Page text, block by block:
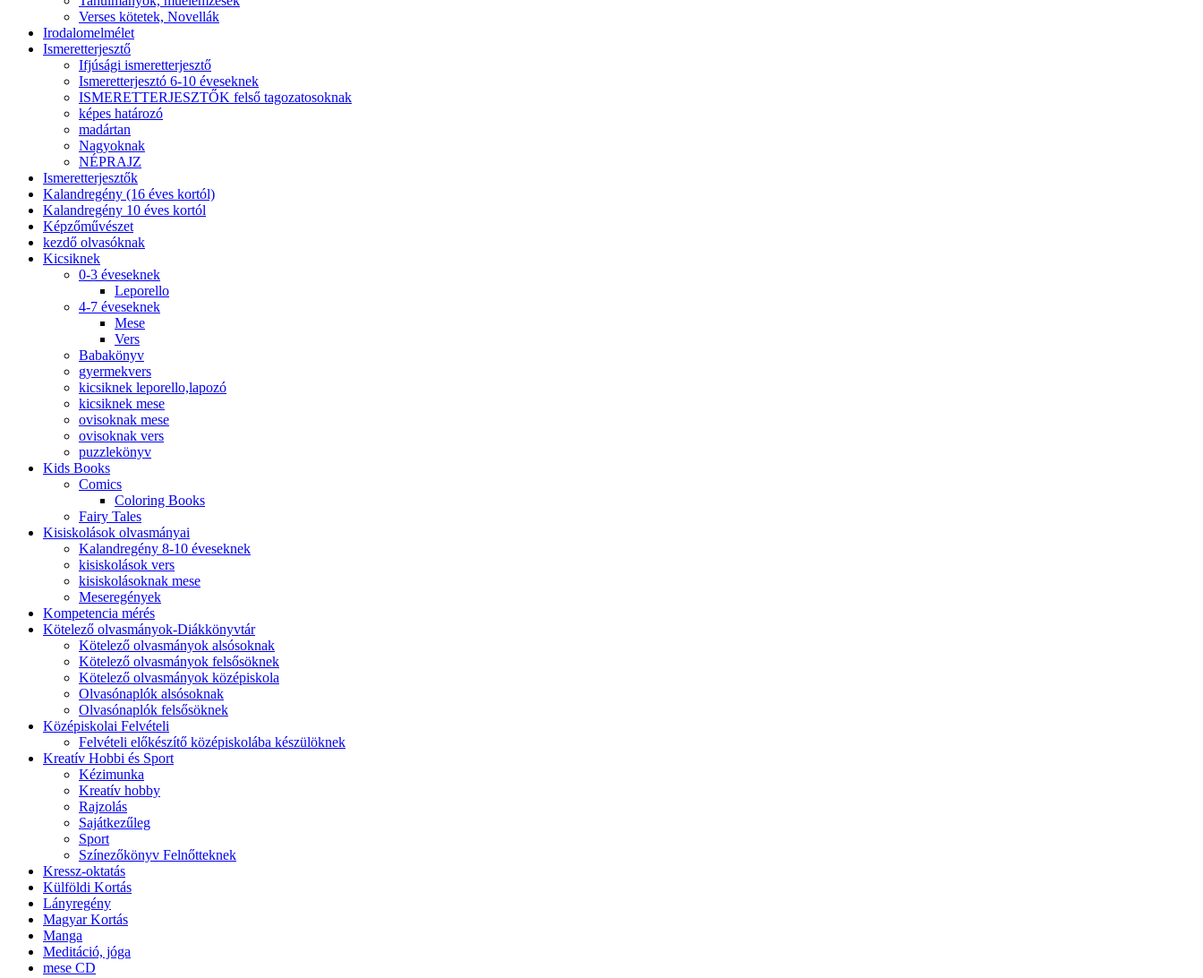
Verses kötetek, Novellák
Irodalomelmélet
Ismeretterjesztő
Ifjúsági ismeretterjesztő
Ismeretterjesztó 6-10 éveseknek
ISMERETTERJESZTŐK felső tagozatosoknak
képes határozó
madártan
Nagyoknak
NÉPRAJZ
Ismeretterjesztők
Kalandregény (16 éves kortól)
Kalandregény 10 éves kortól
Képzőművészet
kezdő olvasóknak
Kicsiknek
0-3 éveseknek
Leporello
4-7 éveseknek
Mese
Vers
Babakönyv
gyermekvers
kicsiknek leporello,lapozó
kicsiknek mese
ovisoknak mese
ovisoknak vers
puzzlekönyv
Kids Books
Comics
Coloring Books
Fairy Tales
Kisiskolások olvasmányai
Kalandregény 8-10 éveseknek
kisiskolások vers
kisiskolásoknak mese
Meseregények
Kompetencia mérés
Kötelező olvasmányok-Diákkönyvtár
Kötelező olvasmányok alsósoknak
Kötelező olvasmányok felsősöknek
Kötelező olvasmányok középiskola
Olvasónaplók alsósoknak
Olvasónaplók felsősöknek
Középiskolai Felvételi
Felvételi előkészítő középiskolába készülöknek
Kreatív Hobbi és Sport
Kézimunka
Kreatív hobby
Rajzolás
Sajátkezűleg
Sport
Színezőkönyv Felnőtteknek
Kressz-oktatás
Külföldi Kortás
Lányregény
Magyar Kortás
Manga
Meditáció, jóga
mese CD